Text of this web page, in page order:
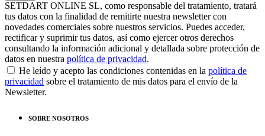
SETDART ONLINE SL, como responsable del tratamiento, tratará
tus datos con la finalidad de remitirte nuestra newsletter con
novedades comerciales sobre nuestros servicios. Puedes acceder,
rectificar y suprimir tus datos, así como ejercer otros derechos
consultando la información adicional y detallada sobre protección de
datos en nuestra política de privacidad.
He leído y acepto las condiciones contenidas en la política de
privacidad sobre el tratamiento de mis datos para el envío de la
Newsletter.
SOBRE NOSOTROS